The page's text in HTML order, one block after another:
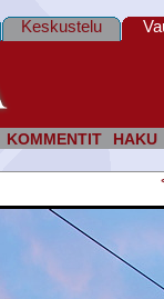
KOMMENTIT HAKU
Keskustelu